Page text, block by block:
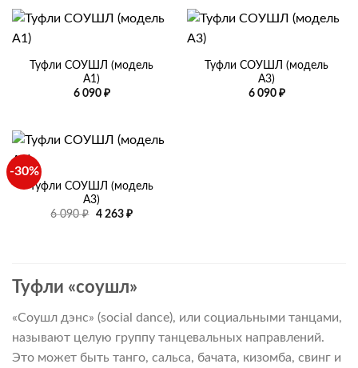
–
6
Туфли СОУШЛ (модель
А1)
6 090 ₽
Туфли СОУШЛ (модель
А3)
6 090 ₽
-30%
Туфли СОУШЛ (модель
А3)
6 090₽
Первоначальная
4 263 ₽Текущая
Туфли «соушл»
«Соушл дэнс» (social dance), или социальными танцами,
называют целую группу танцевальных направлений.
Это может быть танго, сальса, бачата, кизомба, свинг и